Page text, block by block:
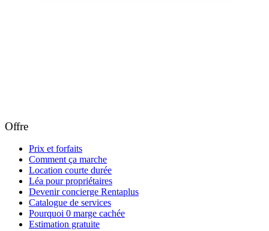
Offre
Prix et forfaits
Comment ça marche
Location courte durée
Léa pour propriétaires
Devenir concierge Rentaplus
Catalogue de services
Pourquoi 0 marge cachée
Estimation gratuite